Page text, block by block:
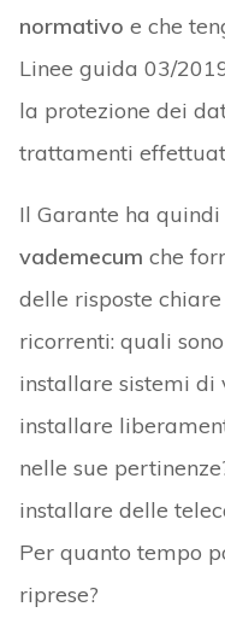
normativo e che
Linee guida 03/
la protezione dei
trattamenti
Il Garante ha
vademecum che
delle risposte
ricorrenti: quali
installare sistemi di
installare
nelle sue
installare delle
Per quanto tempo
riprese?